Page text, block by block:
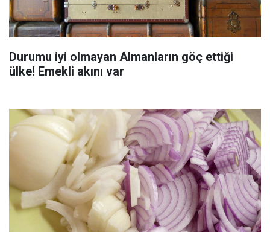
Durumu iyi olmayan Almanların göç ettiği
ülke! Emekli akını var